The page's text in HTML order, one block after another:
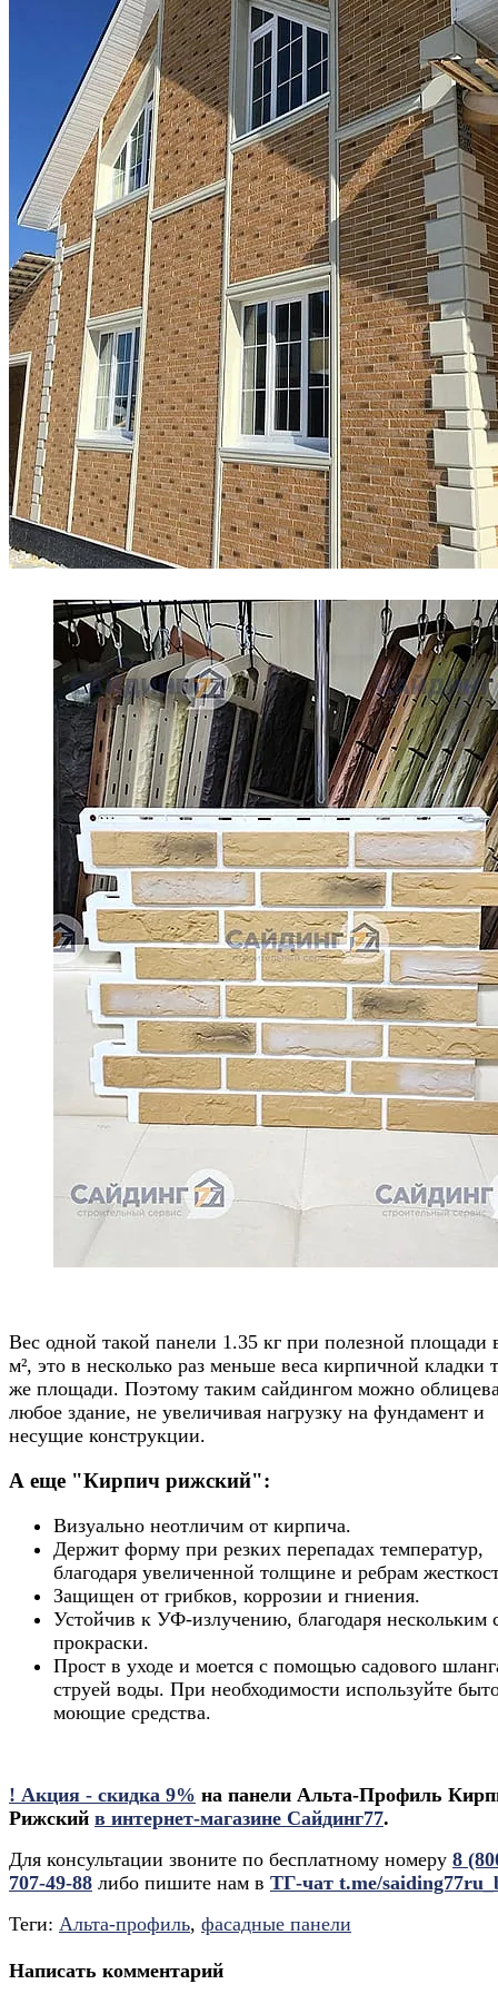
Вес одной такой панели 1.35 кг при полезной площади
м², это в несколько раз меньше веса кирпичной кладки
же площади. Поэтому таким сайдингом можно
любое здание, не увеличивая нагрузку на фундамент и
несущие конструкции.
А еще "Кирпич рижский":
Визуально неотличим от кирпича.
Держит форму при резких перепадах температур,
благодаря увеличенной толщине и ребрам
Защищен от грибков, коррозии и гниения.
Устойчив к УФ-излучению, благодаря нескольким
прокраски.
Прост в уходе и моется с помощью садового
струей воды. При необходимости используйте
моющие средства.
! Акция - скидка 9% на панели Альта-Профиль
Рижский в интернет-магазине Сайдинг77.
Для консультации звоните по бесплатному номеру 8
707-49-88 либо пишите нам в ТГ-чат t.me/
Теги: Альта-профиль, фасадные панели
Написать комментарий